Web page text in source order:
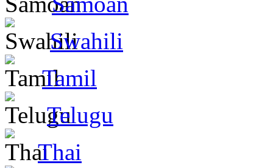
Swahili
Tamil
Telugu
Thai